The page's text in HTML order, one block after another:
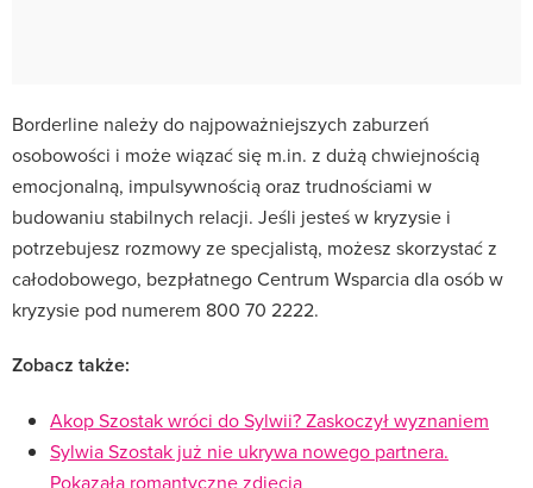
Borderline należy do najpoważniejszych zaburzeń
osobowości i może wiązać się m.in. z dużą chwiejnością
emocjonalną, impulsywnością oraz trudnościami w
budowaniu stabilnych relacji. Jeśli jesteś w kryzysie i
potrzebujesz rozmowy ze specjalistą, możesz skorzystać z
całodobowego, bezpłatnego Centrum Wsparcia dla osób w
kryzysie pod numerem 800 70 2222.
Zobacz także:
Akop Szostak wróci do Sylwii? Zaskoczył wyznaniem
Sylwia Szostak już nie ukrywa nowego partnera.
Pokazała romantyczne zdjęcia